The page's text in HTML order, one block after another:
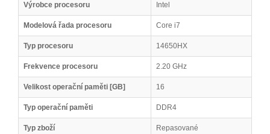
Výrobce procesoru Intel
Modelová řada procesoru Core i7
Typ procesoru 14650HX
Frekvence procesoru 2.20 GHz
Velikost operační paměti [GB] 16
Typ operační paměti DDR4
Typ zboží Repasované